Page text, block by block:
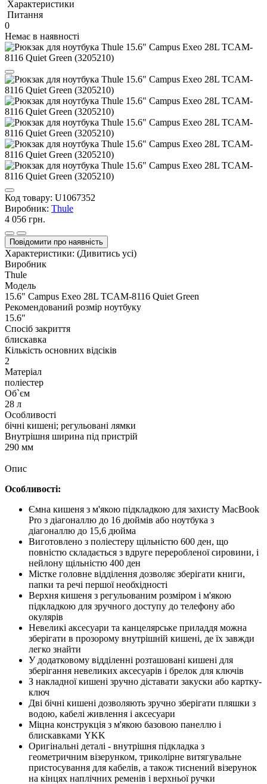
Характеристики
Питання
0
Немає в наявності
Код товару: U1067352
Виробник: Thule
4 056 грн.
Повідомити про наявність
Характеристики: (Дивитись усі)
Виробник
Thule
Модель
15.6" Campus Exeo 28L TCAM-8116 Quiet Green
Рекомендований розмір ноутбуку
15.6"
Спосіб закриття
блискавка
Кількість основних відсіків
2
Матеріал
поліестер
Об`єм
28 л
Особливості
бічні кишені; регульовані лямки
Внутрішня ширина під пристрій
290 мм
Опис
Особливості:
Ємна кишеня з м'якою підкладкою для захисту MacBook
Pro з діагоналлю до 16 дюймів або ноутбука з
діагоналлю до 15,6 дюйма
Виготовлено з поліестеру щільністю 600 ден, що
повністю складається з вдруге переробленої сировини, і
нейлону щільністю 400 ден
Містке головне відділення дозволяє зберігати книги,
папки та речі першої необхідності
Верхня кишеня з регульованим розміром і м'якою
підкладкою для зручного доступу до телефону або
окулярів
Невеликі аксесуари та канцелярське приладдя можна
зберігати в прозорому внутрішній кишені, де їх завжди
легко знайти
У додатковому відділенні розташовані кишені для
зберігання невеликих аксесуарів і брелок для ключів
З накладної кишені зручно діставати закуски або картку-
ключ
Дві бічні кишені дозволяють зручно зберігати пляшки з
водою, кабелі живлення і аксесуари
Міцна конструкція з м'якою базовою панеллю і
блискавками YKK
Оригінальні деталі - внутрішня підкладка з
геометричним візерунком, триколірне витягувальне
пристосування для кабелів, а також тиснений візерунок
на кінцях наплічних ременів і верхньої ручки